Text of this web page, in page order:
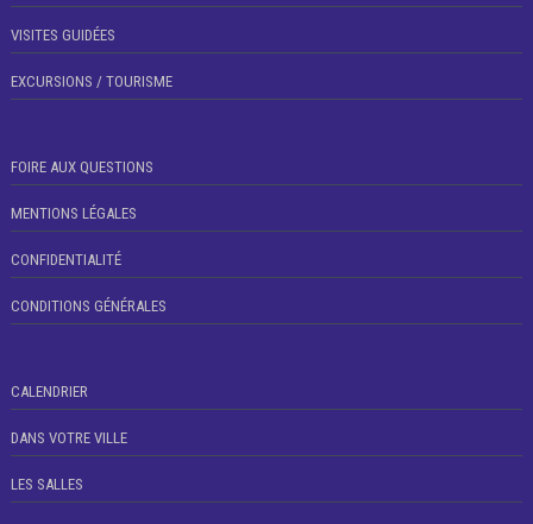
VISITES GUIDÉES
EXCURSIONS / TOURISME
FOIRE AUX QUESTIONS
MENTIONS LÉGALES
CONFIDENTIALITÉ
CONDITIONS GÉNÉRALES
CALENDRIER
DANS VOTRE VILLE
LES SALLES